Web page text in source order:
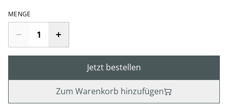
MENGE
Jetzt bestellen
Zum Warenkorb hinzufügen